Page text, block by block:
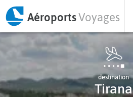
AéroportsVoyages
destination
Tirana